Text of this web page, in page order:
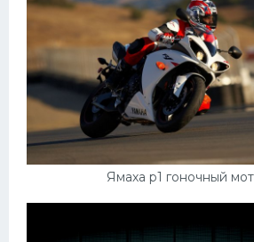
Ямаха р1 гоночный
Прогулочные суда
Хендай
Лимузины